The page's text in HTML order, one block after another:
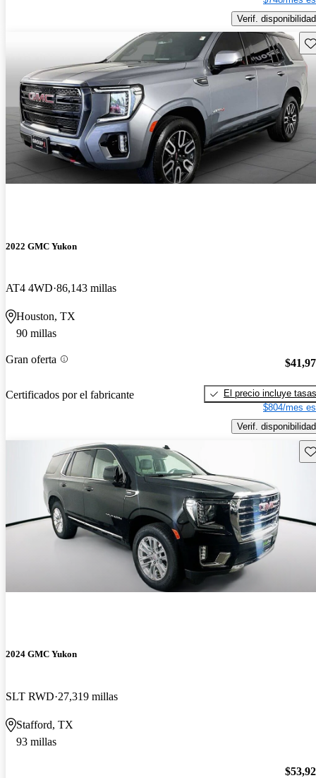
Verif. disponibilidad
2022 GMC Yukon
AT4 4WD 86,143 millas
Houston, TX
90 millas
Gran oferta
Certificados por el fabricante
El precio incluye tasas
$804/mes
Verif. disponibilidad
2024 GMC Yukon
SLT RWD 27,319 millas
Stafford, TX
93 millas